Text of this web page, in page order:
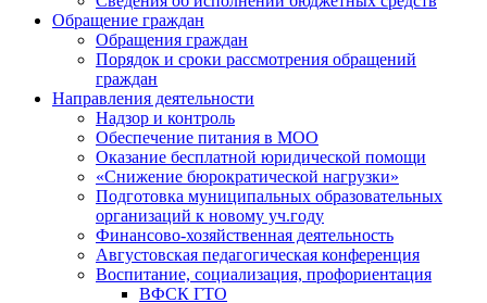
Обращение граждан
Обращения граждан
Порядок и сроки рассмотрения обращений
граждан
Направления деятельности
Надзор и контроль
Обеспечение питания в МОО
Оказание бесплатной юридической помощи
«Снижение бюрократической нагрузки»
Подготовка муниципальных образовательных
организаций к новому уч.году
Финансово-хозяйственная деятельность
Августовская педагогическая конференция
Воспитание, социализация, профориентация
ВФСК ГТО